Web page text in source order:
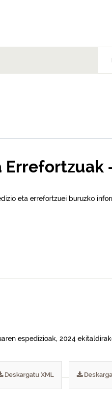
Errefortzuak
eta errefortzuei buruzko
espedizioak, 2024
Deskargatu XML